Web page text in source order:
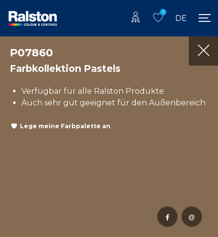
0
DE
P07860
Farbkollektion Pastels
Verfügbar für alle Ralston Produkte
Auch sehr gut geeignet für den Außenbereich
Lege meine Farbpalette an